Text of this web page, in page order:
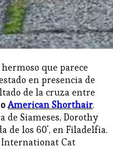
que parece
en presencia de
de la cruza entre
oAmerican Shorthair.
de Siameses, Dorothy
de los 60', en Filadelfia.
Cat